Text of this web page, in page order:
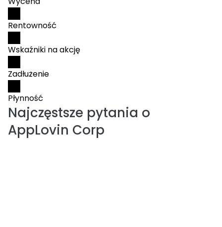
Rentowność
Wskaźniki na akcję
Zadłużenie
Płynność
Najczęstsze pytania o
AppLovin Corp